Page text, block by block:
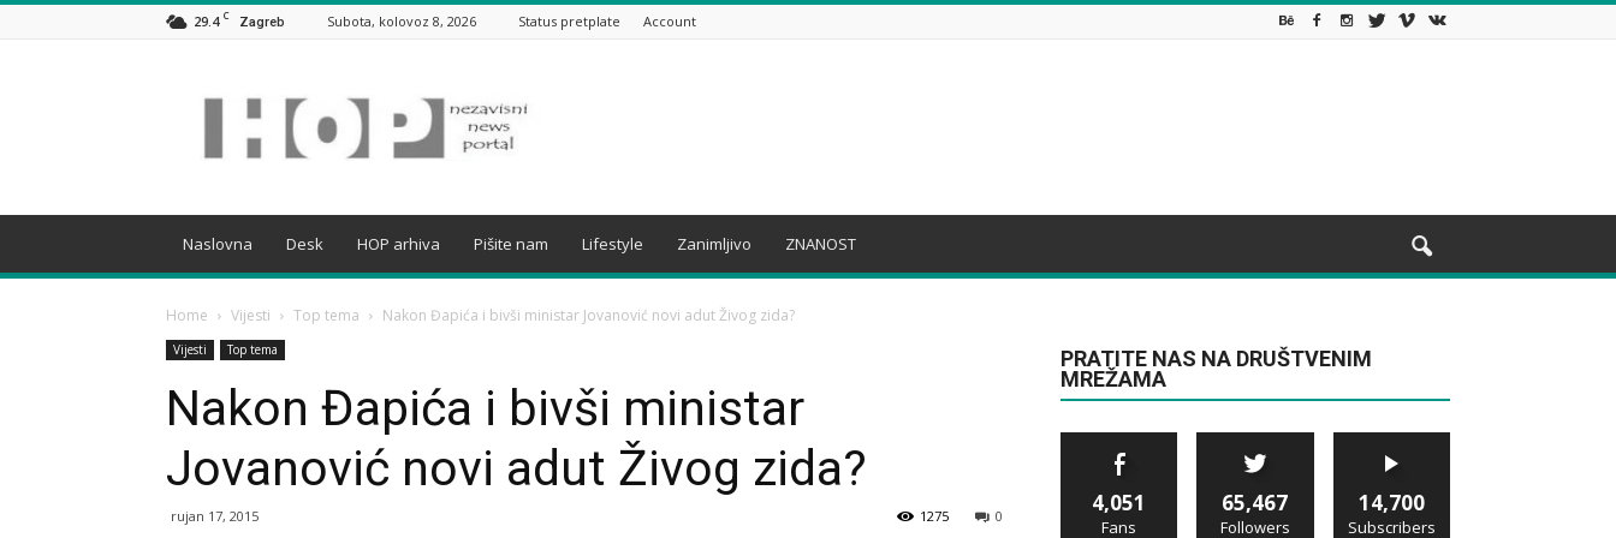
29.4 C Zagreb Subota, kolovoz 8, 2026 Status pretplate Account
Naslovna Desk HOP arhiva Pišite nam Lifestyle Zanimljivo ZNANOST
Home Vijesti Top tema Nakon Đapića i bivši ministar Jovanović novi adut Živog zida?
Vijesti Top tema
Nakon Đapića i bivši ministar
Jovanović novi adut Živog zida?
rujan 17, 2015 0
1275
PRATITE NAS NA DRUŠTVENIM
MREŽAMA
4,051
Fans
65,467
Followers
14,700
Subscribers